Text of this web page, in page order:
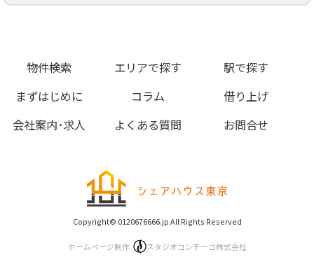
物件検索 エリアで探す
駅で探す
まずはじめに
コラム
借り上げ
会社案内･求人
よくある質問 お問合せ
Copyright© 0120676666.jp All Rights Reserved
ホームページ制作 スタジオコンチーゴ株式会社